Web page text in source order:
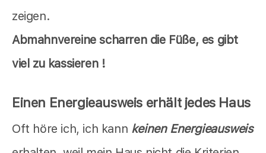
zeigen.
Abmahnvereine scharren die Füße, es gibt
viel zu kassieren !
Einen Energieausweis erhält jedes Haus
Oft höre ich, ich kann keinen Energieausweis